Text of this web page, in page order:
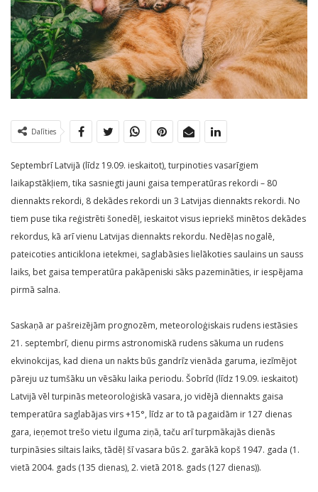
Dalīties
Septembrī Latvijā (līdz 19.09. ieskaitot), turpinoties vasarīgiem
laikapstākļiem, tika sasniegti jauni gaisa temperatūras rekordi – 80
diennakts rekordi, 8 dekādes rekordi un 3 Latvijas diennakts rekordi. No
tiem puse tika reģistrēti šonedēļ, ieskaitot visus iepriekš minētos dekādes
rekordus, kā arī vienu Latvijas diennakts rekordu. Nedēļas nogalē,
pateicoties anticiklona ietekmei, saglabāsies lielākoties saulains un sauss
laiks, bet gaisa temperatūra pakāpeniski sāks pazemināties, ir iespējama
pirmā salna.
Saskaņā ar pašreizējām prognozēm, meteoroloģiskais rudens iestāsies
21. septembrī, dienu pirms astronomiskā rudens sākuma un rudens
ekvinokcijas, kad diena un nakts būs gandrīz vienāda garuma, iezīmējot
pāreju uz tumšāku un vēsāku laika periodu. Šobrīd (līdz 19.09. ieskaitot)
Latvijā vēl turpinās meteoroloģiskā vasara, jo vidējā diennakts gaisa
temperatūra saglabājas virs +15°, līdz ar to tā pagaidām ir 127 dienas
gara, ieņemot trešo vietu ilguma ziņā, taču arī turpmākajās dienās
turpināsies siltais laiks, tādēļ šī vasara būs 2. garākā kopš 1947. gada (1.
vietā 2004. gads (135 dienas), 2. vietā 2018. gads (127 dienas)).